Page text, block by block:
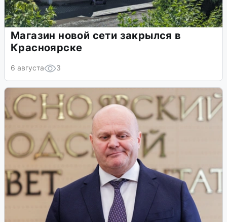
Магазин новой сети закрылся в
Красноярске
6 августа 3